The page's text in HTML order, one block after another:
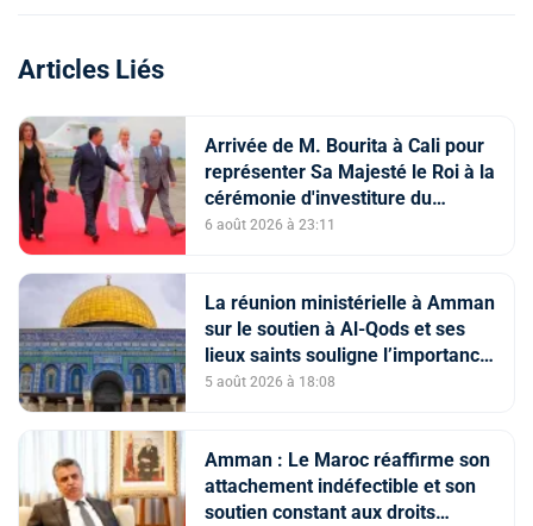
Articles Liés
Arrivée de M. Bourita à Cali pour
représenter Sa Majesté le Roi à la
cérémonie d'investiture du
nouveau président colombien
6 août 2026 à 23:11
La réunion ministérielle à Amman
sur le soutien à Al-Qods et ses
lieux saints souligne l’importance
du rôle du Comité Al Qods
5 août 2026 à 18:08
Amman : Le Maroc réaffirme son
attachement indéfectible et son
soutien constant aux droits